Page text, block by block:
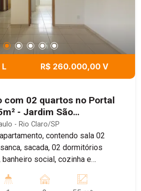
R$ 260.000,00 V
com 02 quartos no Portal
- Jardim São
- Rio Claro/SP
contendo sala 02
sacada, 02 dormitórios
banheiro social, cozinha e
descobertas